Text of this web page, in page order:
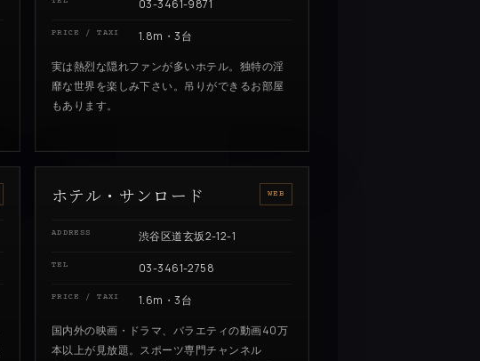
03-3461-9871
PRICE / TAXI
1.8m・3台
実は熱烈な隠れファンが多いホテル。独特の淫
靡な世界を楽しみ下さい。吊りができるお部屋
もあります。
ホテル・サンロード WEB
ADDRESS 渋谷区道玄坂2-12-1
TEL 03-3461-2758
PRICE / TAXI
1.6m・3台
国内外の映画・ドラマ、バラエティの動画40万
本以上が見放題。スポーツ専門チャンネル